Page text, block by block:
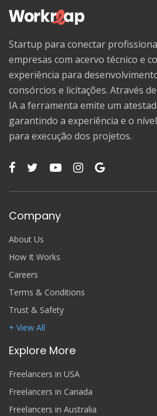
Startup para conectar
empresas com acervo técnico e
experiência para
consórcios e licitações. Através
IA a ferramenta emite um
garantindo a experiência e o
para execução dos projetos.
Company
About Us
How It Works
Careers
Terms & Conditions
Trust & Safety
+ View All
Explore More
Freelancers in USA
Freelancers in Canada
Freelancers in Australia